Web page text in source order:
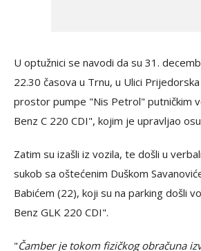
U optužnici se navodi da su 31.
22.30 časova u Trnu, u Ulici
prostor pumpe "Nis Petrol" putničkim
Benz C 220 CDI", kojim je upravljao
Zatim su izašli iz vozila, te došli u
sukob sa oštećenim Duškom
Babićem (22), koji su na parking došli
Benz GLK 220 CDI".
"Čamber je tokom fizičkog obračuna